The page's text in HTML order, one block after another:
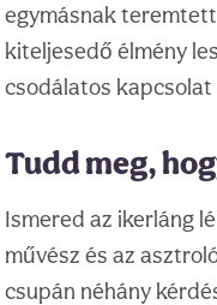
egymásnak
kiteljesedő élmény
csodálatos kapcsolat
Tudd meg,
Ismered az ikerláng
művész és az
csupán néhány